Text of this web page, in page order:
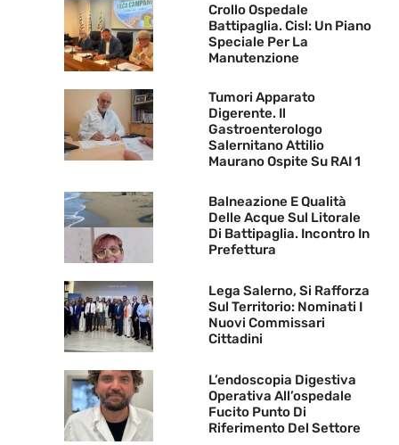
Crollo Ospedale
Battipaglia. Cisl: Un Piano
Speciale Per La
Manutenzione
Tumori Apparato
Digerente. Il
Gastroenterologo
Salernitano Attilio
Maurano Ospite Su RAI 1
Balneazione E Qualità
Delle Acque Sul Litorale
Di Battipaglia. Incontro In
Prefettura
Lega Salerno, Si Rafforza
Sul Territorio: Nominati I
Nuovi Commissari
Cittadini
L’endoscopia Digestiva
Operativa All’ospedale
Fucito Punto Di
Riferimento Del Settore